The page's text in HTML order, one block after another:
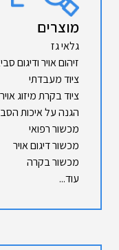
מוצרים
גלאי גז
זיהום אויר ודיגום
ציוד מעבדתי
ציוד בקרת מיזוג אויר
הגנה על איכות
מכשור רפואי
מכשור דיגום אויר
מכשור בקרה
עוד...